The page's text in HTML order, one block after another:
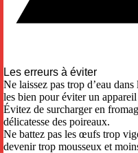
Les erreurs à éviter
Ne laissez pas trop d’eau
les bien pour éviter un
Évitez de surcharger en
délicatesse des poireaux.
Ne battez pas les œufs trop
devenir trop mousseux et